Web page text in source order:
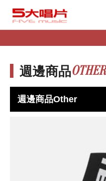
週邊商品OTHER
週邊商品Other